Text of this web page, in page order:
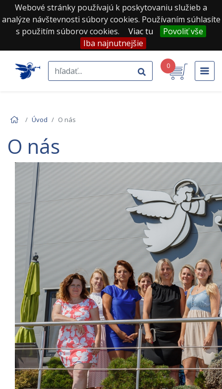
Webové stránky používajú k poskytovaniu služieb a
analýze návštevnosti súbory cookies. Používaním súhlasíte
s použitím súborov cookies.
Viac tu
Povoliť vše
Iba najnutnejšie
0
Úvod O nás
O nás